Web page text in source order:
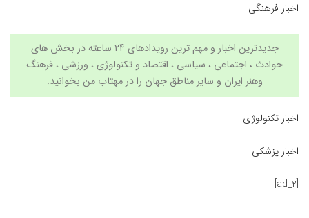
اخبار فرهنگی
جدیدترین اخبار و مهم ترین رویدادهای ۲۴ ساعته در بخش های
حوادث ، اجتماعی ، سیاسی ، اقتصاد و تکنولوژی، ورزشی ، فرهنگ
وهنر ایران و سایر مناطق جهان را درمهتاب من بخوانید.
اخبار تکنولوژی
اخبار پزشکی
[ad_2]